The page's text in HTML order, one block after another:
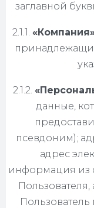
заглавной
2.1.1.
2.1.2.
данные,
псевдоним);
адрес
информация из
Пользователь